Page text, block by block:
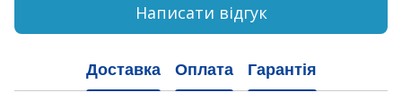
Написати відгук
Доставка Оплата Гарантія